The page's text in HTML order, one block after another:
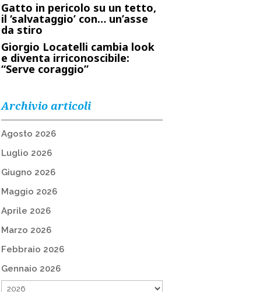
Gatto in pericolo su un tetto,
il ‘salvataggio’ con… un’asse
da stiro
Giorgio Locatelli cambia look
e diventa irriconoscibile:
“Serve coraggio”
Archivio articoli
Agosto 2026
Luglio 2026
Giugno 2026
Maggio 2026
Aprile 2026
Marzo 2026
Febbraio 2026
Gennaio 2026